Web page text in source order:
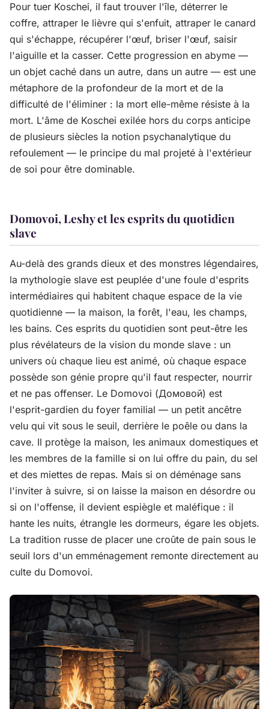
Pour tuer Koschei, il faut trouver l'île, déterrer le
coffre, attraper le lièvre qui s'enfuit, attraper le canard
qui s'échappe, récupérer l'œuf, briser l'œuf, saisir
l'aiguille et la casser. Cette progression en abyme —
un objet caché dans un autre, dans un autre — est une
métaphore de la profondeur de la mort et de la
difficulté de l'éliminer : la mort elle-même résiste à la
mort. L'âme de Koschei exilée hors du corps anticipe
de plusieurs siècles la notion psychanalytique du
refoulement — le principe du mal projeté à l'extérieur
de soi pour être dominable.
Domovoi, Leshy et les esprits du quotidien
slave
Au-delà des grands dieux et des monstres légendaires,
la mythologie slave est peuplée d'une foule d'esprits
intermédiaires qui habitent chaque espace de la vie
quotidienne — la maison, la forêt, l'eau, les champs,
les bains. Ces esprits du quotidien sont peut-être les
plus révélateurs de la vision du monde slave : un
univers où chaque lieu est animé, où chaque espace
possède son génie propre qu'il faut respecter, nourrir
et ne pas offenser. Le Domovoi (Домовой) est
l'esprit-gardien du foyer familial — un petit ancêtre
velu qui vit sous le seuil, derrière le poêle ou dans la
cave. Il protège la maison, les animaux domestiques et
les membres de la famille si on lui offre du pain, du sel
et des miettes de repas. Mais si on déménage sans
l'inviter à suivre, si on laisse la maison en désordre ou
si on l'offense, il devient espiègle et maléfique : il
hante les nuits, étrangle les dormeurs, égare les objets.
La tradition russe de placer une croûte de pain sous le
seuil lors d'un emménagement remonte directement au
culte du Domovoi.